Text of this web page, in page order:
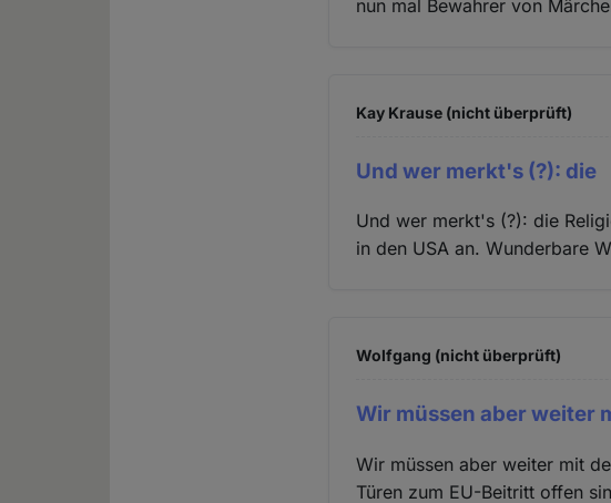
nun mal Bewahrer von
Kay Krause (nicht überprüft)
Und wer merkt's (?): die
Und wer merkt's (?): die
in den USA an. Wunderbare
Wolfgang (nicht überprüft)
Wir müssen aber weiter
Wir müssen aber weiter mit
Türen zum EU-Beitritt offen